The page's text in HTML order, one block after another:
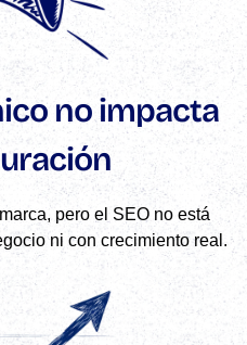
no impacta
pero el SEO no está
ni con crecimiento real.